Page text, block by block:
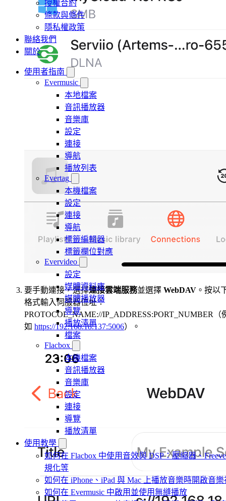
授權合約
條款與條件
隱私權政策
聯絡我們
關於
使用者指南
Evermusic
本地檔案
音訊播放器
音樂庫
設定
連接
導航
播放列表
Evertag
本機檔案
設定
連接
導航
標籤編輯器
標籤欄位對應
Evervideo
設定
媒體資料庫
媒體播放器
導覽
播放清單
檔案
Flacbox
本機檔案
音訊播放器
音樂庫
設定
連接
導覽
播放清單
使用教學
如何在 Flacbox 中使用音效與 DSP：壓縮器、
規化等
如何在 iPhone、iPad 與 Mac 上播放音樂時開啟音
如何在 Evermusic 中啟用並使用無縫播放
要手動連接，選擇連接雲端服務並選擇 WebDAV 。按以
格式輸入伺服器位址：
PROTOCOL_NAME://IP_ADDRESS:PORT_NUMBER（
如 https://192.168.18.137:5006）。